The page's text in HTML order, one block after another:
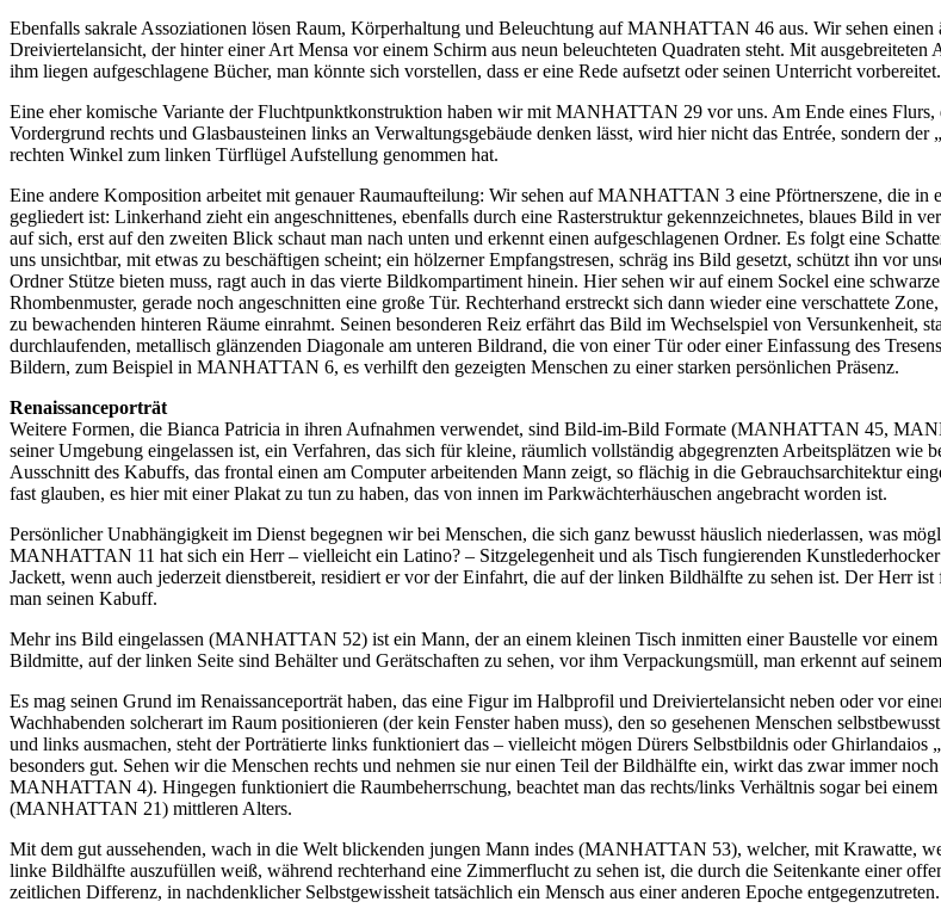
Ebenfalls sakrale Assoziationen lösen Raum, Körperhaltung und Beleuchtung auf MANHATTAN 46 aus. Wir sehen
Dreiviertelansicht, der hinter einer Art Mensa vor einem Schirm aus neun beleuchteten Quadraten steht. Mit
ihm liegen aufgeschlagene Bücher, man könnte sich vorstellen, dass er eine Rede aufsetzt oder seinen Unterricht vorbereitet.
Eine eher komische Variante der Fluchtpunktkonstruktion haben wir mit MANHATTAN 29 vor uns. Am Ende eines
Vordergrund rechts und Glasbausteinen links an Verwaltungsgebäude denken lässt, wird hier nicht das Entrée, sondern
rechten Winkel zum linken Türflügel Aufstellung genommen hat.
Eine andere Komposition arbeitet mit genauer Raumaufteilung: Wir sehen auf MANHATTAN 3 eine Pförtnerszene, die
gegliedert ist: Linkerhand zieht ein angeschnittenes, ebenfalls durch eine Rasterstruktur gekennzeichnetes, blaues Bild in
auf sich, erst auf den zweiten Blick schaut man nach unten und erkennt einen aufgeschlagenen Ordner. Es folgt eine
uns unsichtbar, mit etwas zu beschäftigen scheint; ein hölzerner Empfangstresen, schräg ins Bild gesetzt, schützt ihn vor
Ordner Stütze bieten muss, ragt auch in das vierte Bildkompartiment hinein. Hier sehen wir auf einem Sockel eine
Rhombenmuster, gerade noch angeschnitten eine große Tür. Rechterhand erstreckt sich dann wieder eine verschattete
zu bewachenden hinteren Räume einrahmt. Seinen besonderen Reiz erfährt das Bild im Wechselspiel von Versunkenheit,
durchlaufenden, metallisch glänzenden Diagonale am unteren Bildrand, die von einer Tür oder einer Einfassung des
Bildern, zum Beispiel in MANHATTAN 6, es verhilft den gezeigten Menschen zu einer starken persönlichen Präsenz.
Renaissanceporträt
Weitere Formen, die Bianca Patricia in ihren Aufnahmen verwendet, sind Bild-im-Bild Formate (MANHATTAN 45,
seiner Umgebung eingelassen ist, ein Verfahren, das sich für kleine, räumlich vollständig abgegrenzten Arbeitsplätzen
Ausschnitt des Kabuffs, das frontal einen am Computer arbeitenden Mann zeigt, so flächig in die Gebrauchsarchitektur
fast glauben, es hier mit einer Plakat zu tun zu haben, das von innen im Parkwächterhäuschen angebracht worden ist.
Persönlicher Unabhängigkeit im Dienst begegnen wir bei Menschen, die sich ganz bewusst häuslich niederlassen, was
MANHATTAN 11 hat sich ein Herr – vielleicht ein Latino? – Sitzgelegenheit und als Tisch fungierenden
Jackett, wenn auch jederzeit dienstbereit, residiert er vor der Einfahrt, die auf der linken Bildhälfte zu sehen ist. Der Herr
man seinen Kabuff.
Mehr ins Bild eingelassen (MANHATTAN 52) ist ein Mann, der an einem kleinen Tisch inmitten einer Baustelle vor
Bildmitte, auf der linken Seite sind Behälter und Gerätschaften zu sehen, vor ihm Verpackungsmüll, man erkennt auf
Es mag seinen Grund im Renaissanceporträt haben, das eine Figur im Halbprofil und Dreiviertelansicht neben oder vor
Wachhabenden solcherart im Raum positionieren (der kein Fenster haben muss), den so gesehenen Menschen
und links ausmachen, steht der Porträtierte links funktioniert das – vielleicht mögen Dürers Selbstbildnis oder
besonders gut. Sehen wir die Menschen rechts und nehmen sie nur einen Teil der Bildhälfte ein, wirkt das zwar immer
MANHATTAN 4). Hingegen funktioniert die Raumbeherrschung, beachtet man das rechts/links Verhältnis sogar bei
(MANHATTAN 21) mittleren Alters.
Mit dem gut aussehenden, wach in die Welt blickenden jungen Mann indes (MANHATTAN 53), welcher, mit Krawatte,
linke Bildhälfte auszufüllen weiß, während rechterhand eine Zimmerflucht zu sehen ist, die durch die Seitenkante einer
zeitlichen Differenz, in nachdenklicher Selbstgewissheit tatsächlich ein Mensch aus einer anderen Epoche entgegenzutreten.